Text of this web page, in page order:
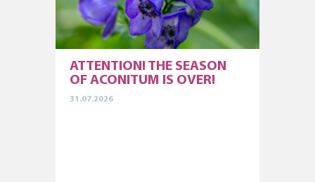
ATTENTION! THE SEASON
OF ACONITUM IS OVER!
31.07.2026